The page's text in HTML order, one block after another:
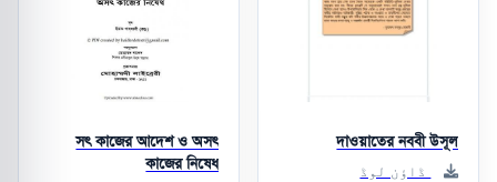
দাওয়াতের নববী উসূল
ڈاؤن لوڈ
সৎ কাজের আদেশ ও অসৎ
কাজের নিষেধ